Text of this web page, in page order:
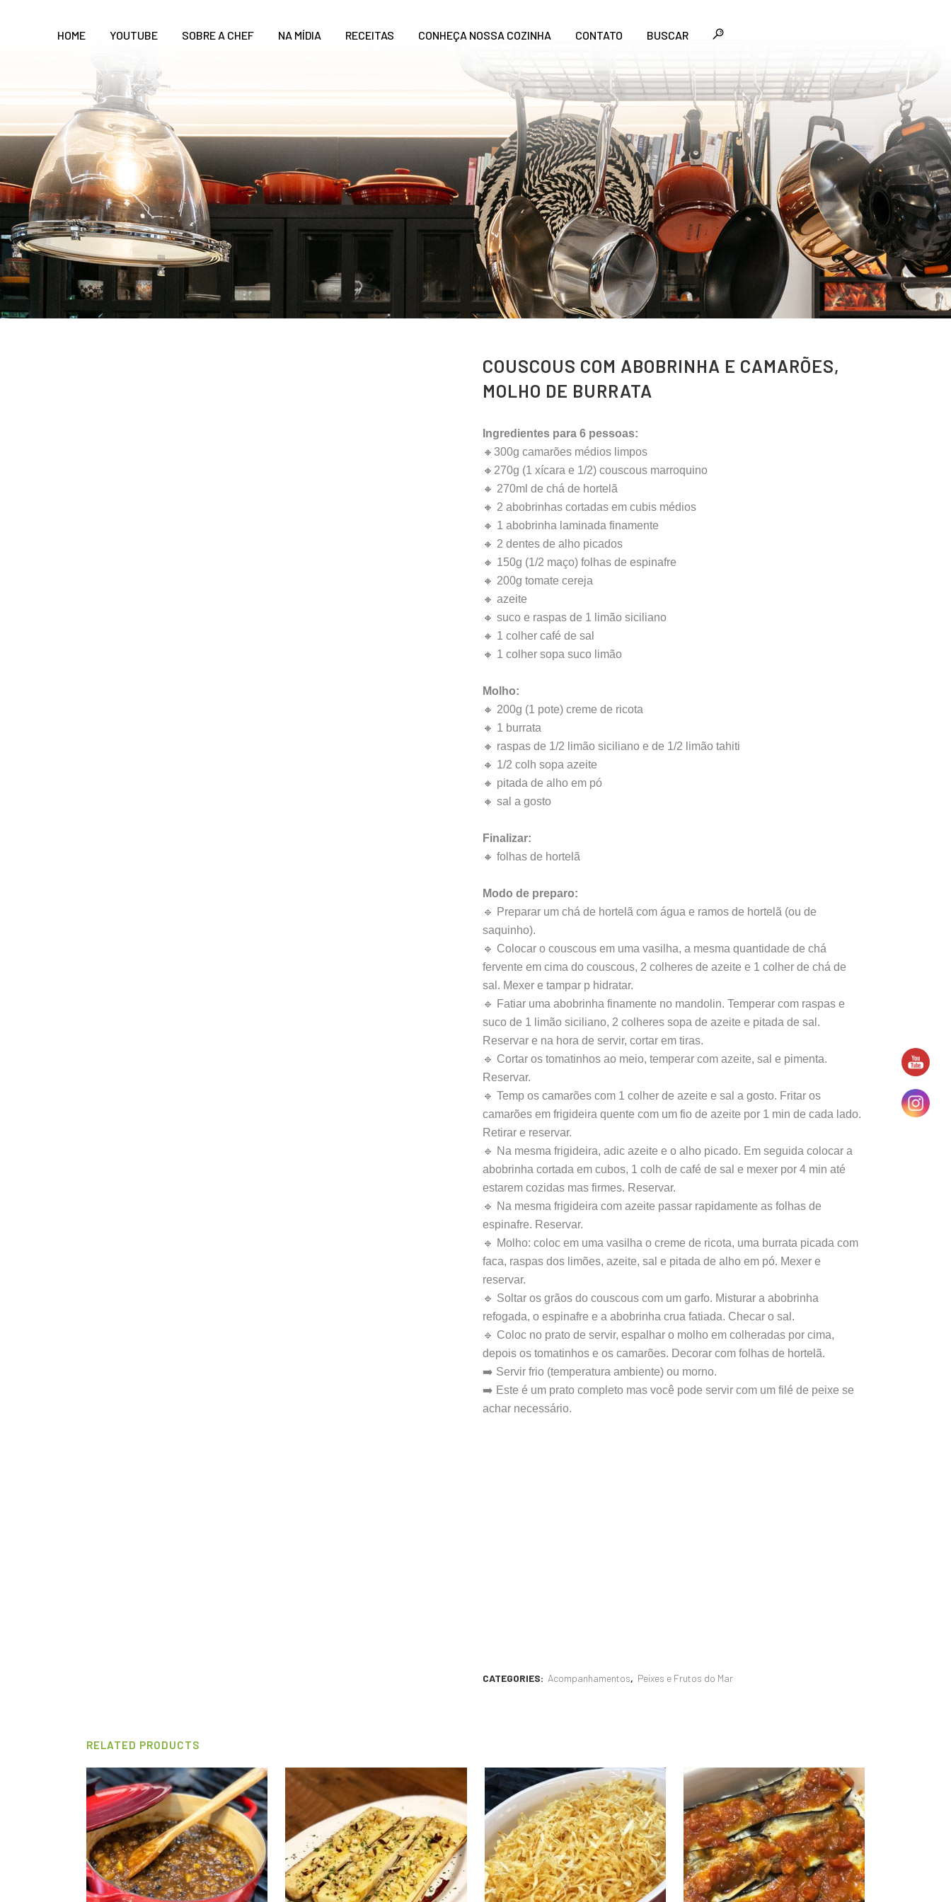
HOME YOUTUBE SOBRE A CHEF NA MÍDIA RECEITAS CONHEÇA NOSSA COZINHA CONTATO BUSCAR
COUSCOUS COM ABOBRINHA E CAMARÕES,
MOLHO DE BURRATA
Ingredientes para 6 pessoas:
🔸300g camarões médios limpos
🔸270g (1 xícara e 1/2) couscous marroquino
🔸 270ml de chá de hortelã
🔸 2 abobrinhas cortadas em cubis médios
🔸 1 abobrinha laminada finamente
🔸 2 dentes de alho picados
🔸 150g (1/2 maço) folhas de espinafre
🔸 200g tomate cereja
🔸 azeite
🔸 suco e raspas de 1 limão siciliano
🔸 1 colher café de sal
🔸 1 colher sopa suco limão
Molho:
🔸 200g (1 pote) creme de ricota
🔸 1 burrata
🔸 raspas de 1/2 limão siciliano e de 1/2 limão tahiti
🔸 1/2 colh sopa azeite
🔸 pitada de alho em pó
🔸 sal a gosto
Finalizar:
🔸 folhas de hortelã
Modo de preparo:
🔹 Preparar um chá de hortelã com água e ramos de hortelã (ou de
saquinho).
🔹 Colocar o couscous em uma vasilha, a mesma quantidade de chá
fervente em cima do couscous, 2 colheres de azeite e 1 colher de chá de
sal. Mexer e tampar p hidratar.
🔹 Fatiar uma abobrinha finamente no mandolin. Temperar com raspas e
suco de 1 limão siciliano, 2 colheres sopa de azeite e pitada de sal.
Reservar e na hora de servir, cortar em tiras.
🔹 Cortar os tomatinhos ao meio, temperar com azeite, sal e pimenta.
Reservar.
🔹 Temp os camarões com 1 colher de azeite e sal a gosto. Fritar os
camarões em frigideira quente com um fio de azeite por 1 min de cada lado.
Retirar e reservar.
🔹 Na mesma frigideira, adic azeite e o alho picado. Em seguida colocar a
abobrinha cortada em cubos, 1 colh de café de sal e mexer por 4 min até
estarem cozidas mas firmes. Reservar.
🔹 Na mesma frigideira com azeite passar rapidamente as folhas de
espinafre. Reservar.
🔹 Molho: coloc em uma vasilha o creme de ricota, uma burrata picada com
faca, raspas dos limões, azeite, sal e pitada de alho em pó. Mexer e
reservar.
🔹 Soltar os grãos do couscous com um garfo. Misturar a abobrinha
refogada, o espinafre e a abobrinha crua fatiada. Checar o sal.
🔹 Coloc no prato de servir, espalhar o molho em colheradas por cima,
depois os tomatinhos e os camarões. Decorar com folhas de hortelã.
➡️ Servir frio (temperatura ambiente) ou morno.
➡️ Este é um prato completo mas você pode servir com um filé de peixe se
achar necessário.
CATEGORIES: Acompanhamentos, Peixes e Frutos do Mar
RELATED PRODUCTS